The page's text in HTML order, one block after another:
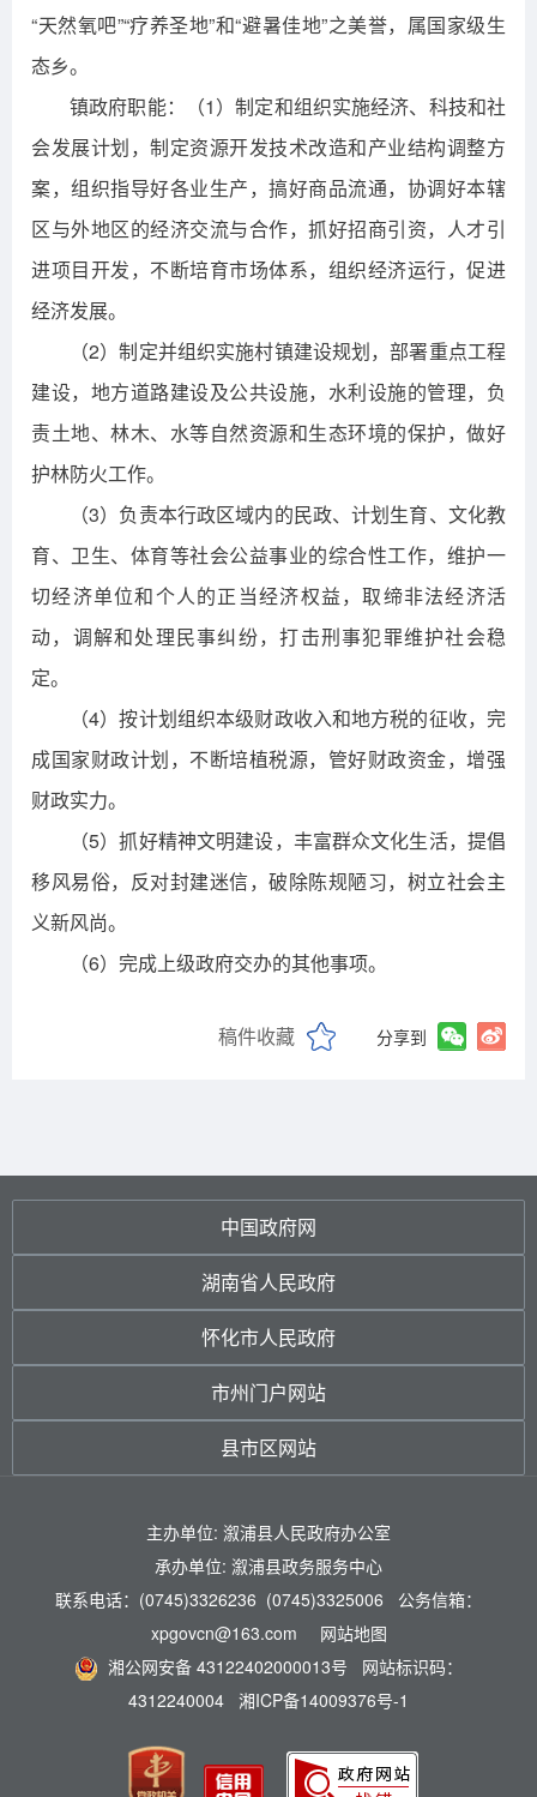
“天然氧吧”“疗养圣地”和“避暑佳地”之美誉，属国家级生
态乡。
镇政府职能：（1）制定和组织实施经济、科技和社
会发展计划，制定资源开发技术改造和产业结构调整方
案，组织指导好各业生产，搞好商品流通，协调好本辖
区与外地区的经济交流与合作，抓好招商引资，人才引
进项目开发，不断培育市场体系，组织经济运行，促进
经济发展。
（2）制定并组织实施村镇建设规划，部署重点工程
建设，地方道路建设及公共设施，水利设施的管理，负
责土地、林木、水等自然资源和生态环境的保护，做好
护林防火工作。
（3）负责本行政区域内的民政、计划生育、文化教
育、卫生、体育等社会公益事业的综合性工作，维护一
切经济单位和个人的正当经济权益，取缔非法经济活
动，调解和处理民事纠纷，打击刑事犯罪维护社会稳
定。
（4）按计划组织本级财政收入和地方税的征收，完
成国家财政计划，不断培植税源，管好财政资金，增强
财政实力。
（5）抓好精神文明建设，丰富群众文化生活，提倡
移风易俗，反对封建迷信，破除陈规陋习，树立社会主
义新风尚。
（6）完成上级政府交办的其他事项。
稿件收藏 分享到
中国政府网
湖南省人民政府
怀化市人民政府
市州门户网站
县市区网站
主办单位: 溆浦县人民政府办公室
承办单位: 溆浦县政务服务中心
联系电话：(0745)3326236 (0745)3325006 公务信箱：
xpgovcn@163.com
网站地图
湘公网安备 43122402000013号 网站标识码：
4312240004 湘ICP备14009376号-1